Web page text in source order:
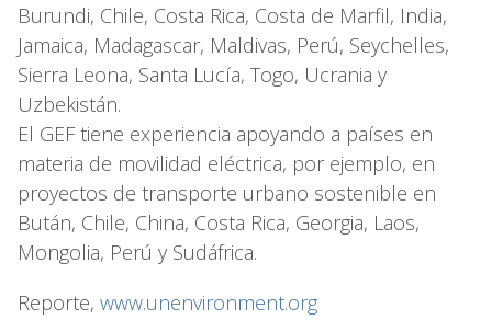
Burundi, Chile, Costa Rica, Costa de Marfil, India,
Jamaica, Madagascar, Maldivas, Perú, Seychelles,
Sierra Leona, Santa Lucía, Togo, Ucrania y
Uzbekistán.
El GEF tiene experiencia apoyando a países en
materia de movilidad eléctrica, por ejemplo, en
proyectos de transporte urbano sostenible en
Bután, Chile, China, Costa Rica, Georgia, Laos,
Mongolia, Perú y Sudáfrica.
Reporte, www.unenvironment.org